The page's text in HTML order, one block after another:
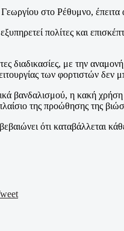
στο Ρέθυμνο,
πολίτες και
διαδικασίες, με την
των φορτιστών δεν
βανδαλισμού, η κακή
της προώθησης της
ότι καταβάλλεται